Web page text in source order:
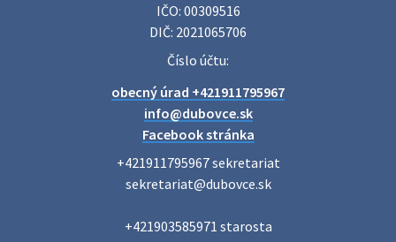
Poradne komplexnej pomoci
diskrétne komplexné odborné poradenstvo. Tím
odborníkov Vám pomôžte nájsť riešenie v piatich kľúčových
oblastiach: právo rodina a v…
IČO: 00309516
DIČ: 2021065706
Číslo účtu:
obecný úrad +421911795967
info@dubovce.sk
Facebook stránka
+421911795967 sekretariat
sekretariat@dubovce.sk
+421903585971 starosta